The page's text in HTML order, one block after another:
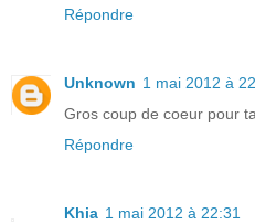
Répondre
Unknown 1 mai 2012 à
Gros coup de coeur pour
Répondre
Khia 1 mai 2012 à 22:31